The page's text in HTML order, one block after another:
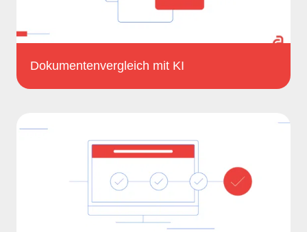
Dokumentenvergleich mit KI